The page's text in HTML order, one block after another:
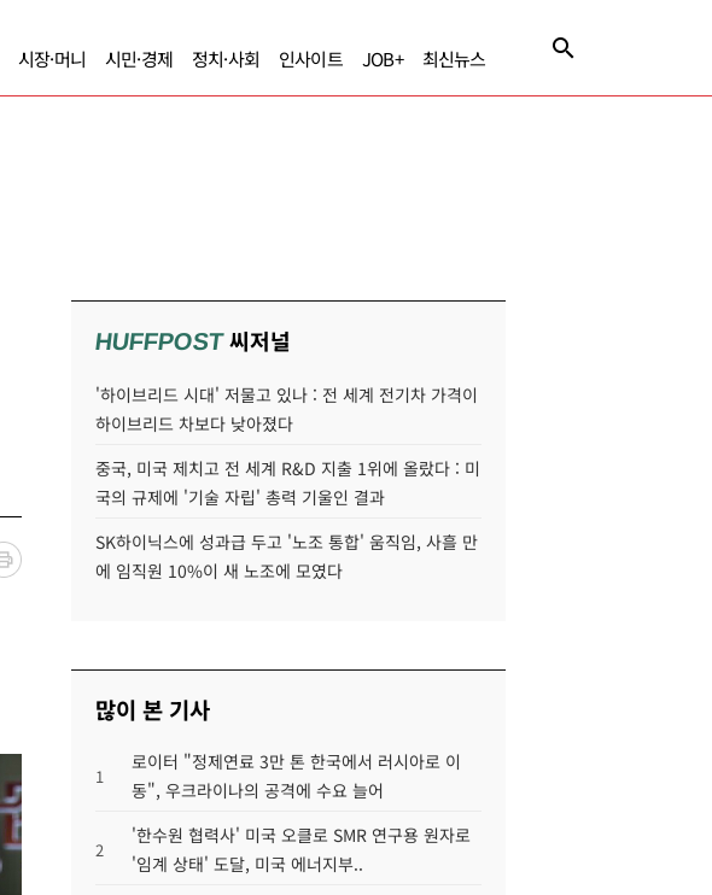
시장·머니 시민·경제 정치·사회 인사이트 JOB+ 최신뉴스
HUFFPOST씨저널
'하이브리드 시대' 저물고 있나 : 전 세계 전기차 가격이
하이브리드 차보다 낮아졌다
중국, 미국 제치고 전 세계 R&D 지출 1위에 올랐다 : 미
국의 규제에 '기술 자립' 총력 기울인 결과
SK하이닉스에 성과급 두고 '노조 통합' 움직임, 사흘 만
에 임직원 10%이 새 노조에 모였다
많이 본 기사
1
로이터 "정제연료 3만 톤 한국에서 러시아로 이
동", 우크라이나의 공격에 수요 늘어
2
'한수원 협력사' 미국 오클로 SMR 연구용 원자로
'임계 상태' 도달, 미국 에너지부..